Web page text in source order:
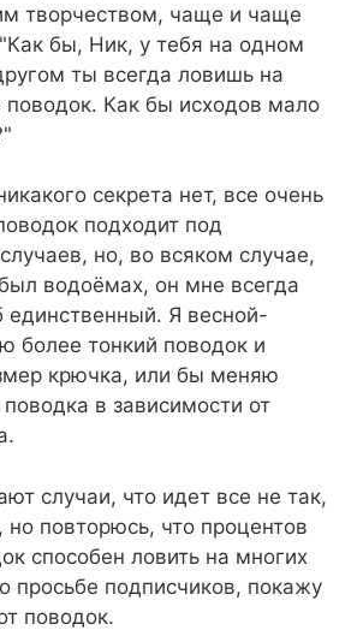
творчеством, чаще и чаще
бы, Ник, у тебя на одном
ты всегда ловишь на
поводок. Как бы исходов мало
секрета нет, все очень
подходит под
но, во всяком случае,
водоёмах, он мне всегда
единственный. Я весной-
более тонкий поводок и
крючка, или бы меняю
в зависимости от
случаи, что идет все не так,
повторюсь, что процентов
способен ловить на многих
просьбе подписчиков, покажу
поводок.